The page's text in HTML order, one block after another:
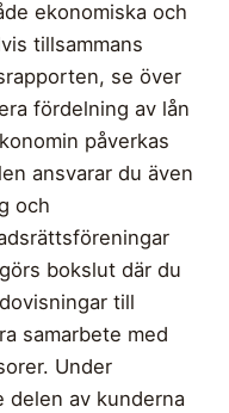
ekonomiska och
tillsammans
se över
fördelning av lån
påverkas
ansvarar du även
och
bokslut där du
till
samarbete med
Under
delen av kunderna